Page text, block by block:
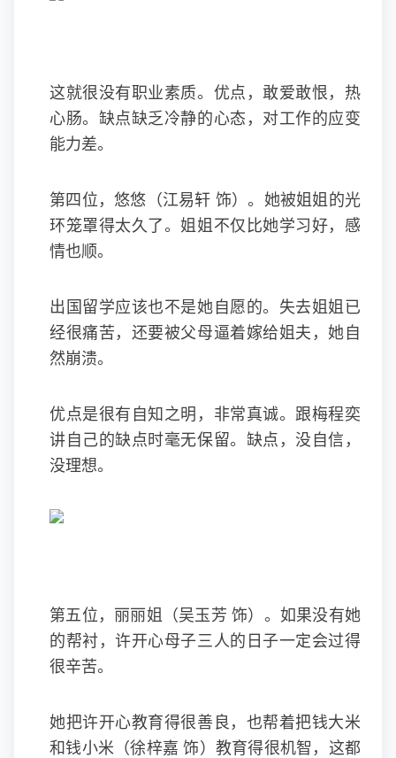
这就很没有职业素质。优点，敢爱敢恨，热
心肠。缺点缺乏冷静的心态，对工作的应变
能力差。
第四位，悠悠（江易轩 饰）。她被姐姐的光
环笼罩得太久了。姐姐不仅比她学习好，感
情也顺。
出国留学应该也不是她自愿的。失去姐姐已
经很痛苦，还要被父母逼着嫁给姐夫，她自
然崩溃。
优点是很有自知之明，非常真诚。跟梅程奕
讲自己的缺点时毫无保留。缺点，没自信，
没理想。
第五位，丽丽姐（吴玉芳 饰）。如果没有她
的帮衬，许开心母子三人的日子一定会过得
很辛苦。
她把许开心教育得很善良，也帮着把钱大米
和钱小米（徐梓嘉 饰）教育得很机智，这都